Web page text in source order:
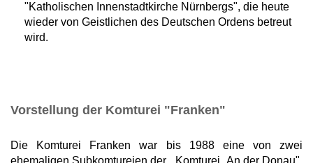
"Katholischen Innenstadtkirche Nürnbergs", die heute
wieder von Geistlichen des Deutschen Ordens betreut
wird.
Vorstellung der Komturei "Franken"
Die Komturei Franken war bis 1988
eine von zwei
ehemaligen Subkomtureien der Komturei „An der Donau"